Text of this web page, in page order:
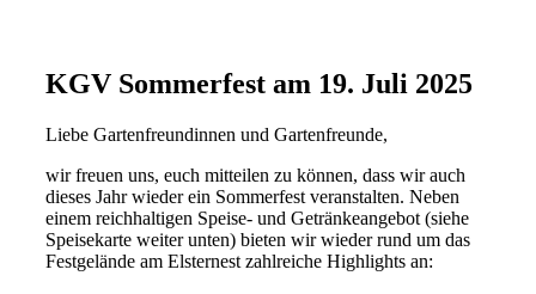
KGV Sommerfest am 19. Juli 2025
Liebe Gartenfreundinnen und Gartenfreunde,
wir freuen uns, euch mitteilen zu können, dass wir auch
dieses Jahr wieder ein Sommerfest veranstalten. Neben
einem reichhaltigen Speise- und Getränkeangebot (siehe
Speisekarte weiter unten) bieten wir wieder rund um das
Festgelände am Elsternest zahlreiche Highlights an: